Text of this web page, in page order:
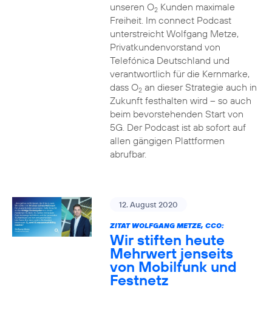
unseren O2Kunden maximale
Freiheit. Im connect Podcast
unterstreicht Wolfgang Metze,
Privatkundenvorstand von
Telefónica Deutschland und
verantwortlich für die Kernmarke,
dass O2an dieser Strategie auch in
Zukunft festhalten wird – so auch
beim bevorstehenden Start von
5G. Der Podcast ist ab sofort auf
allen gängigen Plattformen
abrufbar.
12. August 2020
ZITAT WOLFGANG METZE, CCO:
Wir stiften heute
Mehrwert jenseits
von Mobilfunk und
Festnetz